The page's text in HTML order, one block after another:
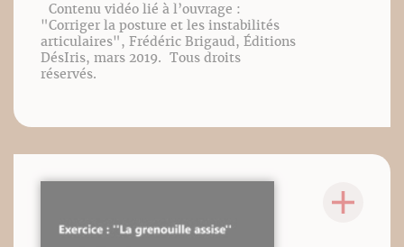
Contenu vidéo lié à l’ouvrage :
"Corriger la posture et les instabilités
articulaires", Frédéric Brigaud, Éditions
DésIris, mars 2019. Tous droits
réservés.